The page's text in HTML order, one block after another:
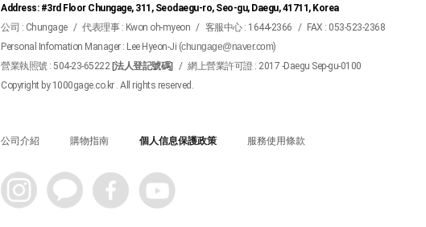
Address: #3rd Floor Chungage, 311, Seodaegu-ro, Seo-gu, Daegu, 41711, Korea
公司 : Chungage / 代表理事 : Kwon oh-myeon / 客服中心 : 1644-2366 /
FAX : 053-523-2368
Personal Infomation Manager : Lee Hyeon-Ji (chungage@naver.com)
營業執照號 : 504-23-65222 [法人登記號碼] / 網上營業許可證 : 2017 -Daegu Sep-gu-0100
Copyright by 1000gage.co.kr . All rights reserved.
公司介紹 購物指南 個人信息保護政策 服務使用條款